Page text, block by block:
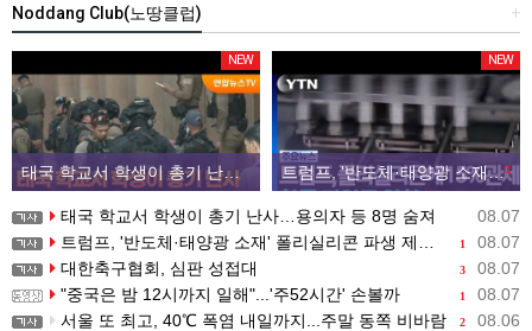
+
Noddang Club(노땅클럽)
NEW
태국 학교서 학생이 총기 난사…용의자 등 8명 숨져
NEW
1
트럼프, '반도체·태양광 소재' 폴리실리콘 파생 제품에 15% 관세...한국 기업도 영향
08.07
태국 학교서 학생이 총기 난사…용의자 등 8명 숨져
1 08.07
트럼프, '반도체·태양광 소재' 폴리실리콘 파생 제품에 15% 관세...한국 기업도 영향
3 08.07
대한축구협회, 심판 성접대
1 08.07
"중국은 밤 12시까지 일해"...'주52시간' 손볼까
2 08.06
서울 또 최고, 40℃ 폭염 내일까지...주말 동쪽 비바람